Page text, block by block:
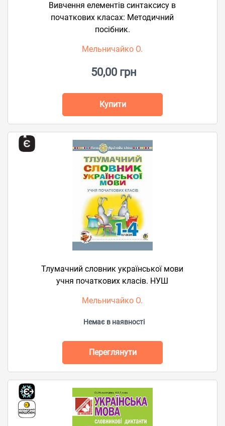
Вивчення елементів синтаксису в
початкових класах: Методичний
посібник.
Мельничайко О.
50,00 грн
Купити
Тлумачний словник української мови
учня початкових класів. НУШ
Мельничайко О.
Немає в наявності
Переглянути